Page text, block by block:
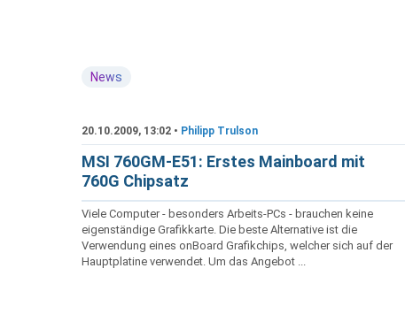
News
20.10.2009, 13:02 • Philipp Trulson
MSI 760GM-E51: Erstes Mainboard mit
760G Chipsatz
Viele Computer - besonders Arbeits-PCs - brauchen keine
eigenständige Grafikkarte. Die beste Alternative ist die
Verwendung eines onBoard Grafikchips, welcher sich auf der
Hauptplatine verwendet. Um das Angebot ...